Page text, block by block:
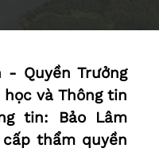
- Quyền Trưởng
và Thông tin
tin: Bảo Lâm
thẩm quyền